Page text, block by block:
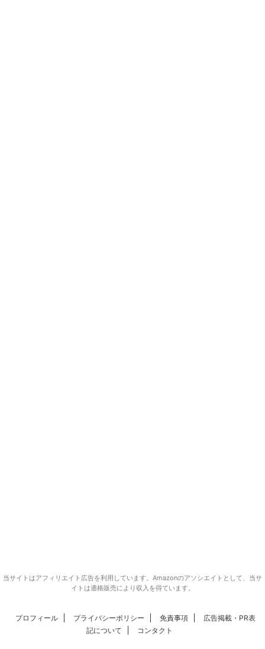
当サイトはアフィリエイト広告を利用しています。Amazonのアソシエイトとして、当サ
イトは適格販売により収入を得ています。
プロフィール プライバシーポリシー 免責事項
広告掲載・PR表
記について
コンタクト